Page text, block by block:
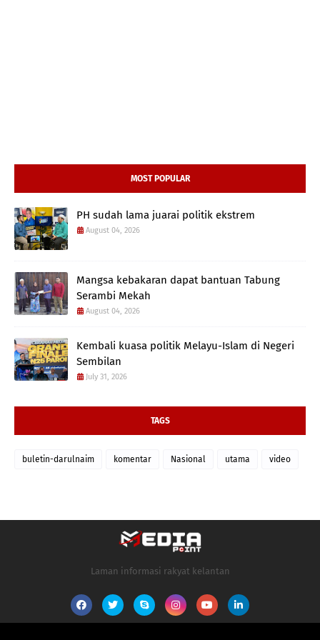
MOST POPULAR
PH sudah lama juarai politik ekstrem
August 04, 2026
Mangsa kebakaran dapat bantuan Tabung
Serambi Mekah
August 04, 2026
Kembali kuasa politik Melayu-Islam di Negeri
Sembilan
July 31, 2026
TAGS
buletin-darulnaim komentar Nasional utama video
Laman informasi rakyat kelantan